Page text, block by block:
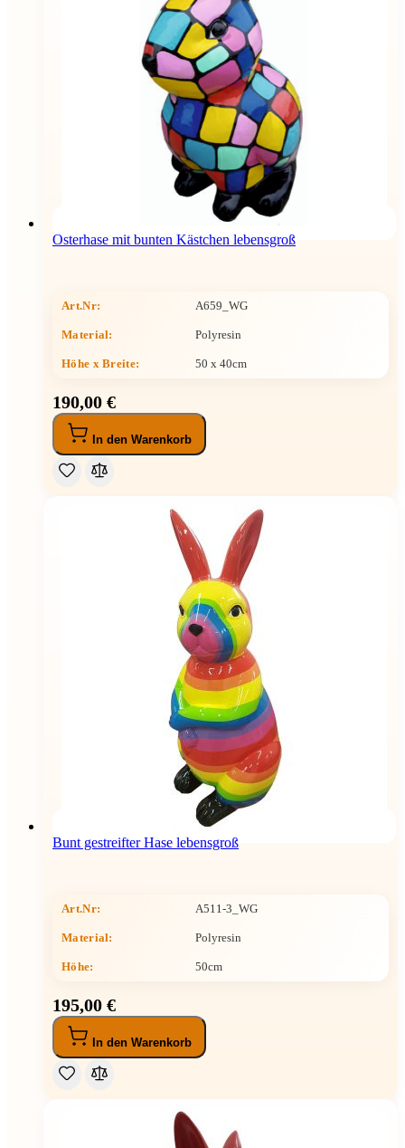
Osterhase mit bunten Kästchen lebensgroß
Art.Nr: A659_WG
Material: Polyresin
Höhe x Breite: 50 x 40cm
190,00 €
In den Warenkorb
Bunt gestreifter Hase lebensgroß
Art.Nr: A511-3_WG
Material: Polyresin
Höhe: 50cm
195,00 €
In den Warenkorb